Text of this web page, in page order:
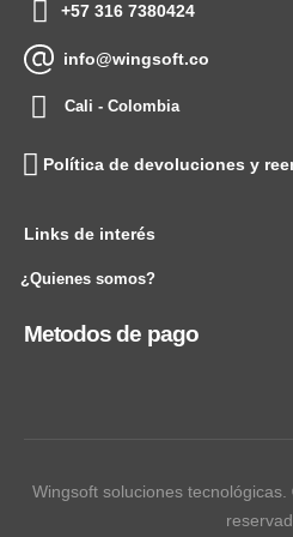
+57 316 7380424
info@wingsoft.co
Cali - Colombia
Política de devoluciones y
Links de interés
¿Quienes somos?
Metodos de pago
Wingsoft soluciones